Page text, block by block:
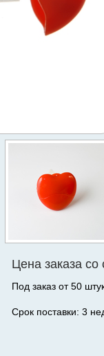
Цена заказа со
Под заказ от 50
Срок поставки: 3